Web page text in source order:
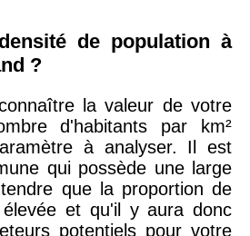
de population à
?
la valeur de votre
d'habitants par km²
à analyser. Il est
qui possède une large
que la proportion de
et qu'il y aura donc
potentiels pour votre